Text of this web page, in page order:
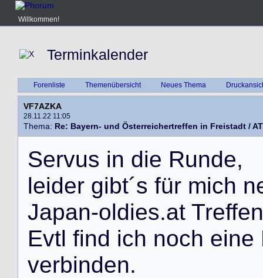
Willkommen!
Terminkalender
Forenliste Themenübersicht Neues Thema
VF7AZKA
28.11.22 11:05
Thema: Re: Bayern- und Österreichertreffen in Freistadt / AT
Servus in die Runde,
leider gibt´s für mich n
Japan-oldies.at Treffen
Evtl find ich noch eine
verbinden.